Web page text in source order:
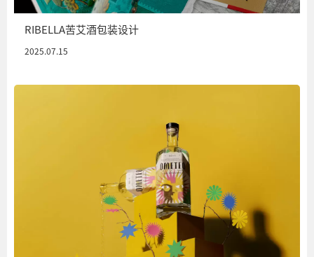
RIBELLA苦艾酒包装设计
2025.07.15